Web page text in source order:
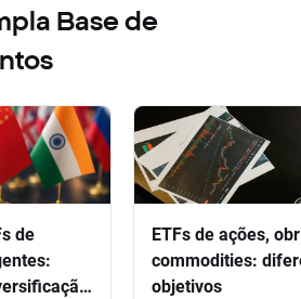
Base de
de
ETFs de ações,
commodities:
objetivos